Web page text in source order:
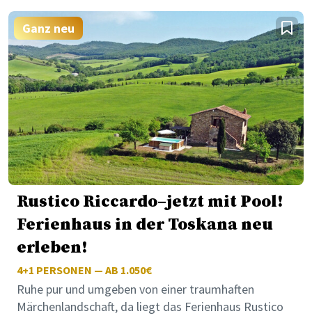
Ganz neu
Rustico Riccardo–jetzt mit Pool!
Ferienhaus in der Toskana neu
erleben!
4+1 PERSONEN — AB 1.050€
Ruhe pur und umgeben von einer traumhaften
Märchenlandschaft, da liegt das Ferienhaus Rustico